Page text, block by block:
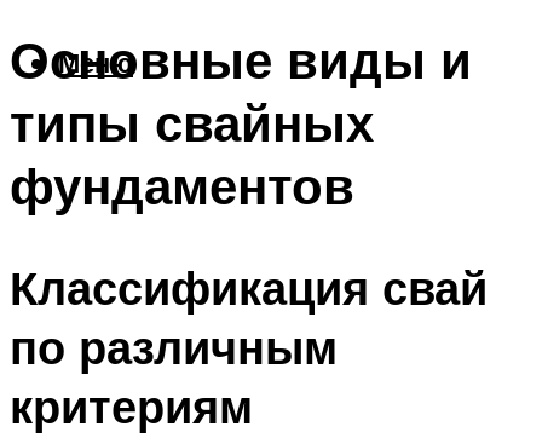
Меню
Основные виды и
типы свайных
фундаментов
Классификация свай
по различным
критериям